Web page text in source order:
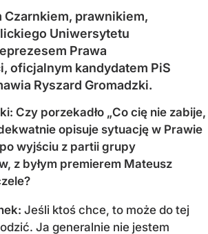
Czarnkiem, prawnikiem,
Uniwersytetu
Prawa
oficjalnym kandydatem PiS
Ryszard Gromadzki.
Czy porzekadło „Co cię nie zabije,
opisuje sytuację w Prawie
wyjściu z partii grupy
z byłym premierem Mateusz
Jeśli ktoś chce, to może do tej
Ja generalnie nie jestem